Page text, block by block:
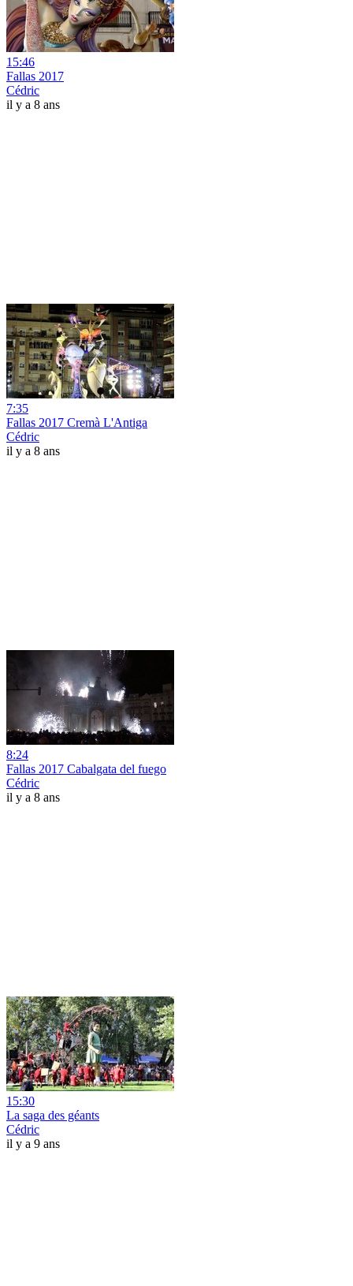
15:46
Fallas 2017
Cédric
il y a 8 ans
7:35
Fallas 2017 Cremà L'Antiga
Cédric
il y a 8 ans
8:24
Fallas 2017 Cabalgata del fuego
Cédric
il y a 8 ans
15:30
La saga des géants
Cédric
il y a 9 ans